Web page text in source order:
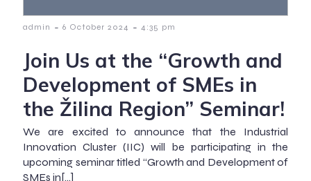
admin - 6 October 2024 - 4:35 pm
Join Us at the “Growth and
Development of SMEs in
the Žilina Region” Seminar!
We are excited to announce that the Industrial
Innovation Cluster (IIC) will be participating in the
upcoming seminar titled “Growth and Development of
SMEs in[…]